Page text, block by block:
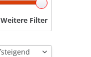
Weitere Filter